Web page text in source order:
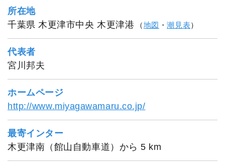
所在地
千葉県 木更津市中央 木更津港
（地図 ・潮見表）
代表者
宮川邦夫
ホームページ
http://www.miyagawamaru.co.jp/
最寄インター
木更津南（館山自動車道）から 5 km